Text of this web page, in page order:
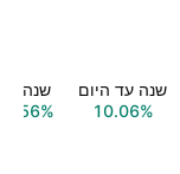
שנה עד היום
10.06%
שנה ‎1‎
7.56%